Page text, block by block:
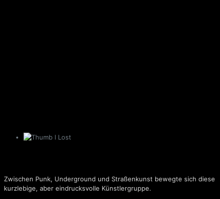
I Lost
Zwischen Punk, Underground und Straßenkunst bewegte sich diese
kurzlebige, aber eindrucksvolle Künstlergruppe.